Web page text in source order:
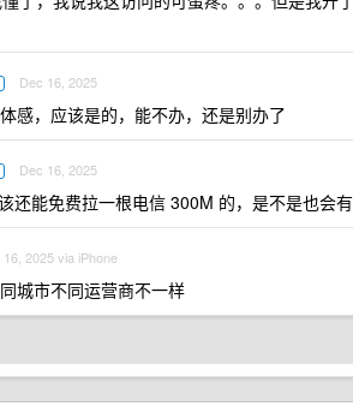
Dec 16, 2025
感，应该是的，能不办，还是别办了
Dec 16, 2025
还能免费拉一根电信 300M 的，是不是也会
16, 2025 via iPhone
城市不同运营商不一样